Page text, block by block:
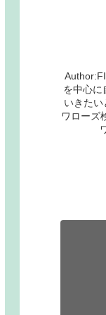
を中心に
いきた
ワローズ